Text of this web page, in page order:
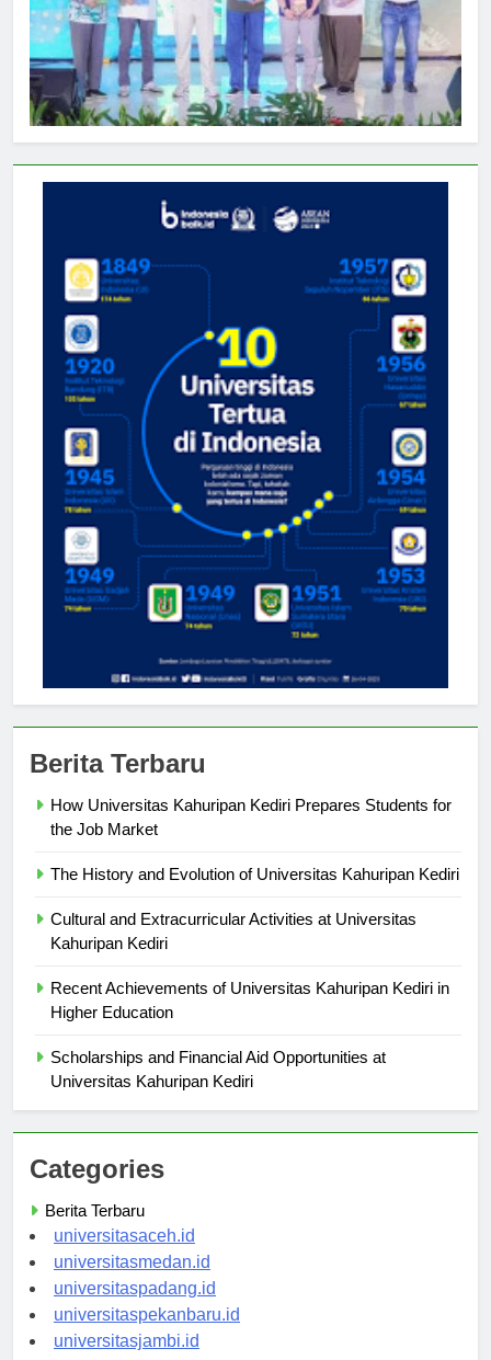
Berita Terbaru
How Universitas Kahuripan Kediri Prepares Students for
the Job Market
The History and Evolution of Universitas Kahuripan Kediri
Cultural and Extracurricular Activities at Universitas
Kahuripan Kediri
Recent Achievements of Universitas Kahuripan Kediri in
Higher Education
Scholarships and Financial Aid Opportunities at
Universitas Kahuripan Kediri
Categories
Berita Terbaru
universitasaceh.id
universitasmedan.id
universitaspadang.id
universitaspekanbaru.id
universitasjambi.id